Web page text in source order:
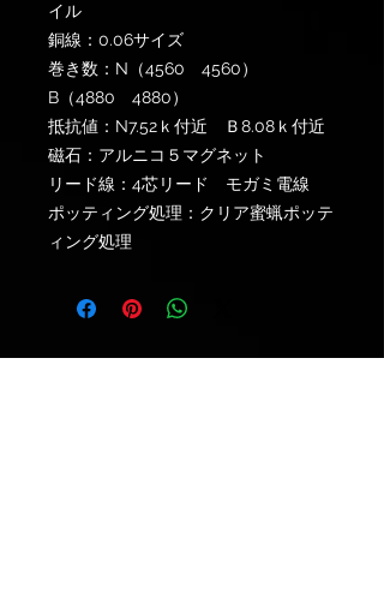
イル
銅線：0.06サイズ
巻き数：N（4560 4560）
B（4880 4880）
抵抗値：N7.52ｋ付近 Ｂ8.08ｋ付近
磁石：アルニコ５マグネット
リード線：4芯リード モガミ電線
ポッティング処理：クリア蜜蝋ポッテ
ィング処理